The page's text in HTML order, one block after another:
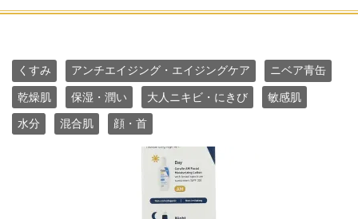
くすみ アンチエイジング・エイジングケア ニベア青缶
乾燥肌 保湿・潤い 大人ニキビ・にきび 敏感肌
水分 混合肌 顔・首